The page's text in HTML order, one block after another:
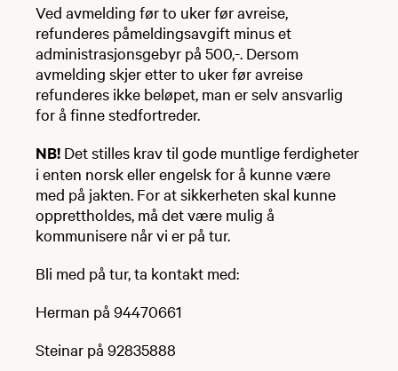
Ved avmelding før to uker før avreise,
refunderes påmeldingsavgift minus et
administrasjonsgebyr på 500,-. Dersom
avmelding skjer etter to uker før avreise
refunderes ikke beløpet, man er selv ansvarlig
for å finne stedfortreder.
NB! Det stilles krav til gode muntlige ferdigheter
i enten norsk eller engelsk for å kunne være
med på jakten. For at sikkerheten skal kunne
opprettholdes, må det være mulig å
kommunisere når vi er på tur.
Bli med på tur, ta kontakt med:
Herman på 94470661
Steinar på 92835888